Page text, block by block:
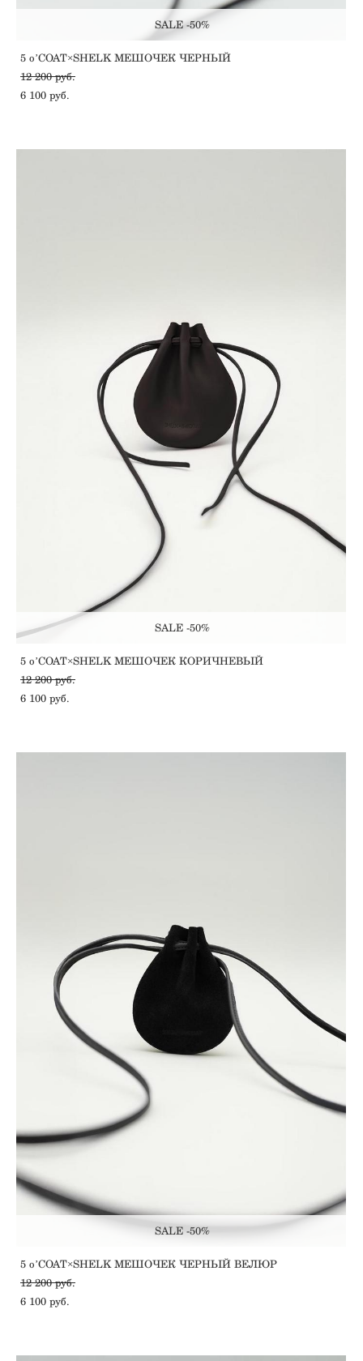
SALE -50%
5 oʼCOAT×SHELK МЕШОЧЕК ЧЕРНЫЙ
12 200 pуб.
6 100 pуб.
SALE -50%
5 oʼCOAT×SHELK МЕШОЧЕК КОРИЧНЕВЫЙ
12 200 pуб.
6 100 pуб.
SALE -50%
5 oʼCOAT×SHELK МЕШОЧЕК ЧЕРНЫЙ ВЕЛЮР
12 200 pуб.
6 100 pуб.